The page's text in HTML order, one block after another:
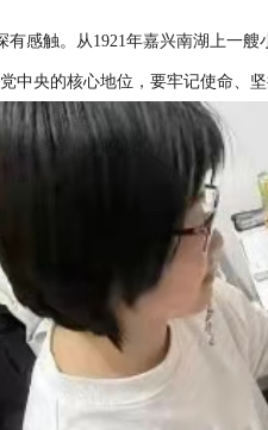
感触。从1921年嘉兴南湖上一
中央的核心地位，要牢记使命、